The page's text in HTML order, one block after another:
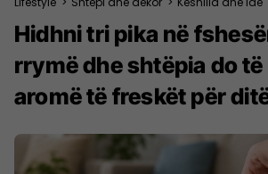
Hidhni tri pika në
rrymë dhe shtëpia do
aromë të freskët për